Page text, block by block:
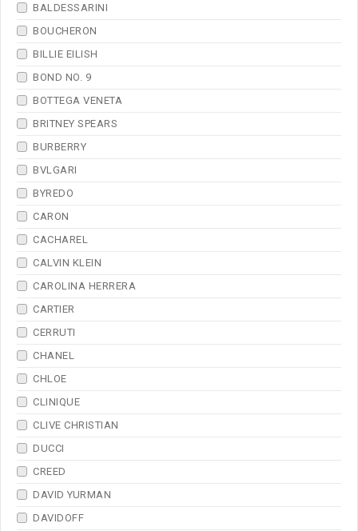
BALDESSARINI
BOUCHERON
BILLIE EILISH
BOND NO. 9
BOTTEGA VENETA
BRITNEY SPEARS
BURBERRY
BVLGARI
BYREDO
CARON
CACHAREL
CALVIN KLEIN
CAROLINA HERRERA
CARTIER
CERRUTI
CHANEL
CHLOE
CLINIQUE
CLIVE CHRISTIAN
DUCCI
CREED
DAVID YURMAN
DAVIDOFF